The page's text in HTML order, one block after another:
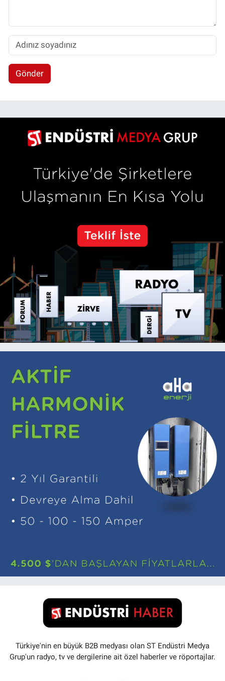
Gönder
Türkiye'nin en büyük B2B medyası olan ST Endüstri Medya
Grup'un radyo, tv ve dergilerine ait özel haberler ve röportajlar.